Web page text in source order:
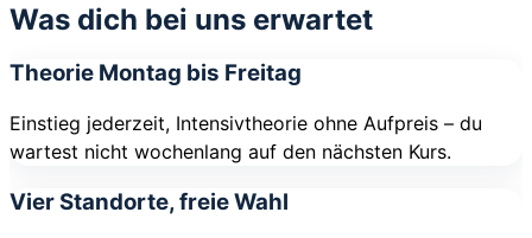
Was dich bei uns erwartet
Theorie Montag bis Freitag
Einstieg jederzeit, Intensivtheorie ohne Aufpreis – du
wartest nicht wochenlang auf den nächsten Kurs.
Vier Standorte, freie Wahl